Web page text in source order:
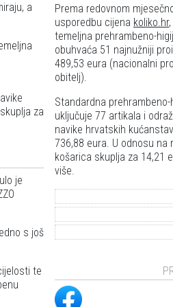
a
za
je
s još
te
Prema redovnom
usporedbu cijena koliko.hr
temeljna prehrambeno-
obuhvaća 51 najnužniji
489,53 eura (nacionalni
obitelj).
Standardna
uključuje 77 artikala i
navike hrvatskih
736,88 eura. U odnosu na
košarica skuplja za 14,21
više.